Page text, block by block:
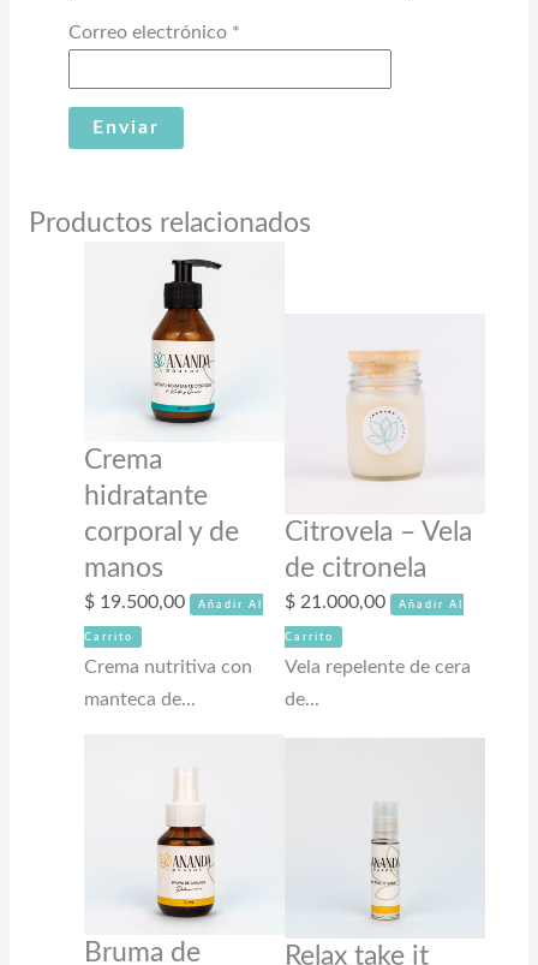
Correo electrónico *
Productos relacionados
Crema
hidratante
corporal y de
manos
$ 19.500,00 Añadir Al
Carrito
Crema nutritiva con
manteca de...
Citrovela – Vela
de citronela
$ 21.000,00 Añadir Al
Carrito
Vela repelente de cera
de...
Bruma de
Relax take it